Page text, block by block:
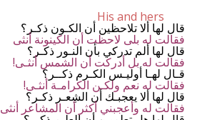
قال لها ألا تلاحظين أن الكـون ذكـر؟
فقالت له بلى لاحظت أن الكينونة أنثى
قال لها ألم تدركي بأن النـور ذكـر؟
!فقالت له بل أدركت أن الشمس أنثـى
قـال لهـا أوليـس الكـرم ذكــر؟
!فقالت له نعم ولكـن الكرامـة أنثـى
قال لها ألا يعجبـك أن الشِعـر ذكـر؟
!فقالت له وأعجبني أكثر أن المشاعر أنثى